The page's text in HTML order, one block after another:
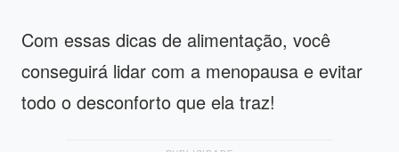
Com essas dicas de alimentação, você
conseguirá lidar com a menopausa e evitar
todo o desconforto que ela traz!